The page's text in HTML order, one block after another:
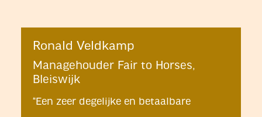
Ronald Veldkamp
Managehouder Fair to Horses,
Bleiswijk
“Een zeer degelijke en betaalbare